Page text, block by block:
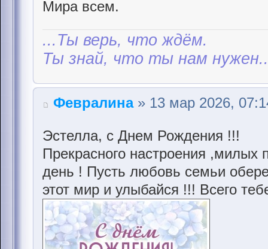
Мира всем.
...Ты верь, что ждём.
Ты знай, что ты нам
Февралина» 13 мар 2026,
Эстелла, с Днем Рождения !!!
Прекрасного настроения ,милых
день ! Пусть любовь семьи
этот мир и улыбайся !!! Всего